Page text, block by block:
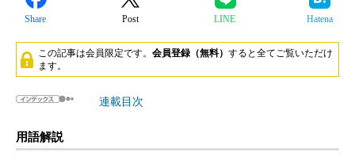
Share Post LINE Hatena
この記事は会員限定です。 会員登録（無料） すると全てご覧いただけ
ます。
連載目次
用語解説